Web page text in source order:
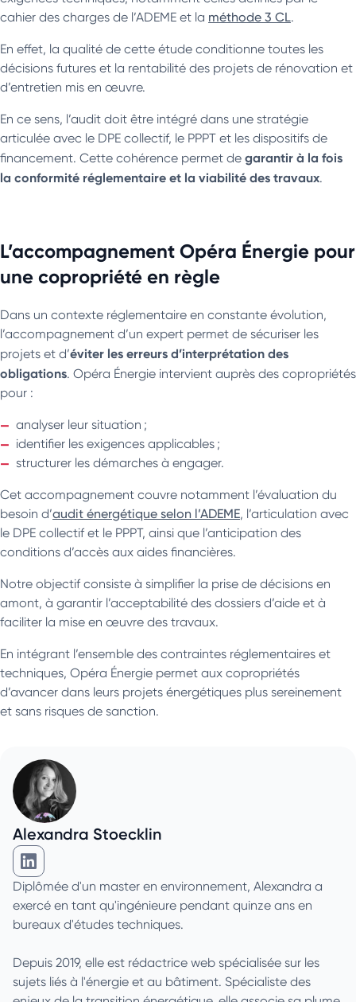
cahier des charges de l’ADEME et la méthode 3 CL.
En effet, la qualité de cette étude conditionne toutes les
décisions futures et la rentabilité des projets de rénovation et
d’entretien mis en œuvre.
En ce sens, l’audit doit être intégré dans une stratégie
articulée avec le DPE collectif, le PPPT et les dispositifs de
financement. Cette cohérence permet de garantir à la fois
la conformité réglementaire et la viabilité des travaux.
L’accompagnement Opéra Énergie pour
une copropriété en règle
Dans un contexte réglementaire en constante évolution,
l’accompagnement d’un expert permet de sécuriser les
projets et d’éviter les erreurs d’interprétation des
obligations. Opéra Énergie intervient auprès des copropriétés
pour :
analyser leur situation ;
identifier les exigences applicables ;
structurer les démarches à engager.
Cet accompagnement couvre notamment l’évaluation du
besoin d’audit énergétique selon l’ADEME, l’articulation avec
le DPE collectif et le PPPT, ainsi que l’anticipation des
conditions d’accès aux aides financières.
Notre objectif consiste à simplifier la prise de décisions en
amont, à garantir l’acceptabilité des dossiers d’aide et à
faciliter la mise en œuvre des travaux.
En intégrant l’ensemble des contraintes réglementaires et
techniques, Opéra Énergie permet aux copropriétés
d’avancer dans leurs projets énergétiques plus sereinement
et sans risques de sanction.
Alexandra Stoecklin
Alexandra Stoecklin sur Linkedin
Diplômée d'un master en environnement, Alexandra a
exercé en tant qu'ingénieure pendant quinze ans en
bureaux d'études techniques.
Depuis 2019, elle est rédactrice web spécialisée sur les
sujets liés à l'énergie et au bâtiment. Spécialiste des